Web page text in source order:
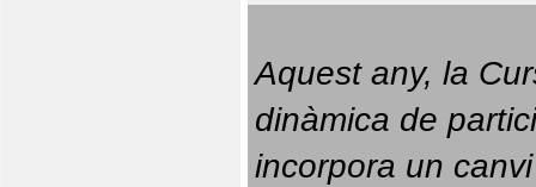
Aquest any, la
dinàmica de
incorpora un